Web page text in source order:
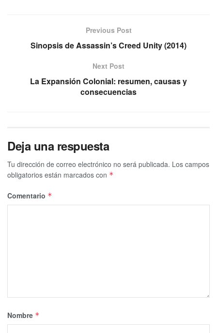
Previous Post
Sinopsis de Assassin’s Creed Unity (2014)
Next Post
La Expansión Colonial: resumen, causas y
consecuencias
Deja una respuesta
Tu dirección de correo electrónico no será publicada. Los campos
obligatorios están marcados con *
Comentario *
Nombre *